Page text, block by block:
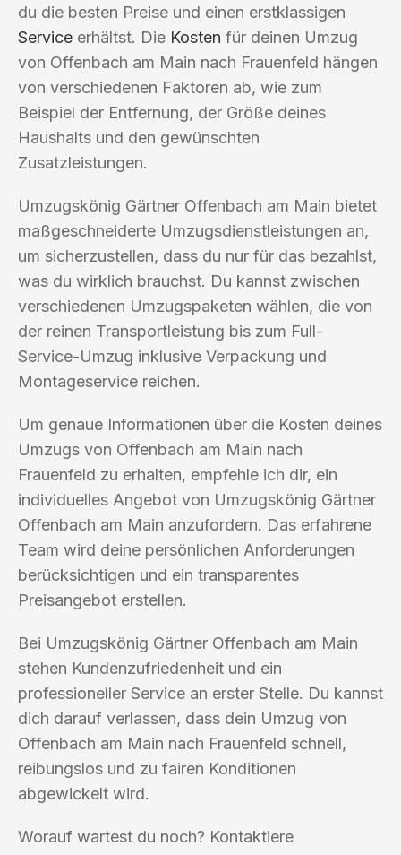
du die besten Preise und einen erstklassigen
Service erhältst. Die Kosten für deinen Umzug
von Offenbach am Main nach Frauenfeld hängen
von verschiedenen Faktoren ab, wie zum
Beispiel der Entfernung, der Größe deines
Haushalts und den gewünschten
Zusatzleistungen.
Umzugskönig Gärtner Offenbach am Main bietet
maßgeschneiderte Umzugsdienstleistungen an,
um sicherzustellen, dass du nur für das bezahlst,
was du wirklich brauchst. Du kannst zwischen
verschiedenen Umzugspaketen wählen, die von
der reinen Transportleistung bis zum Full-
Service-Umzug inklusive Verpackung und
Montageservice reichen.
Um genaue Informationen über die Kosten deines
Umzugs von Offenbach am Main nach
Frauenfeld zu erhalten, empfehle ich dir, ein
individuelles Angebot von Umzugskönig Gärtner
Offenbach am Main anzufordern. Das erfahrene
Team wird deine persönlichen Anforderungen
berücksichtigen und ein transparentes
Preisangebot erstellen.
Bei Umzugskönig Gärtner Offenbach am Main
stehen Kundenzufriedenheit und ein
professioneller Service an erster Stelle. Du kannst
dich darauf verlassen, dass dein Umzug von
Offenbach am Main nach Frauenfeld schnell,
reibungslos und zu fairen Konditionen
abgewickelt wird.
Worauf wartest du noch? Kontaktiere